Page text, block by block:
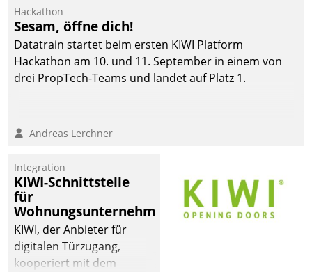
Hackathon
Sesam, öffne dich!
Datatrain startet beim ersten KIWI Platform
Hackathon am 10. und 11. September in einem von
drei PropTech-Teams und landet auf Platz 1.
Andreas Lerchner
Integration
KIWI-Schnittstelle
für
Wohnungsunternehmen
KIWI, der Anbieter für
digitalen Türzugang,
kooperiert mit dem